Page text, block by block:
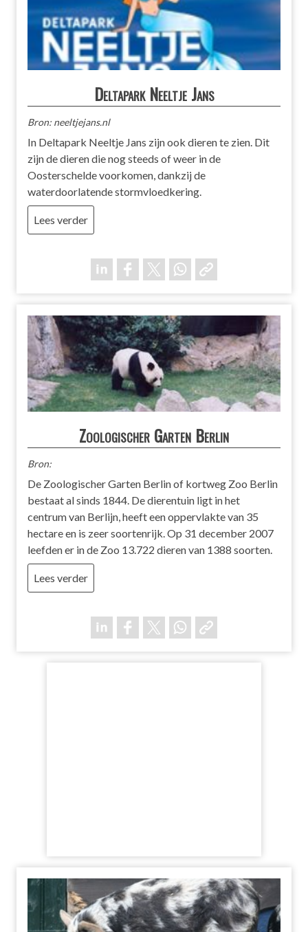
Deltapark Neeltje Jans
Bron: neeltjejans.nl
In Deltapark Neeltje Jans zijn ook dieren te zien. Dit
zijn de dieren die nog steeds of weer in de
Oosterschelde voorkomen, dankzij de
waterdoorlatende stormvloedkering.
Lees verder
Zoologischer Garten Berlin
Bron:
De Zoologischer Garten Berlin of kortweg Zoo Berlin
bestaat al sinds 1844. De dierentuin ligt in het
centrum van Berlijn, heeft een oppervlakte van 35
hectare en is zeer soortenrijk. Op 31 december 2007
leefden er in de Zoo 13.722 dieren van 1388 soorten.
Lees verder